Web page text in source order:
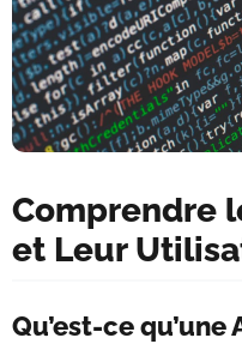
Comprendre
et Leur
Qu’est-ce qu’une